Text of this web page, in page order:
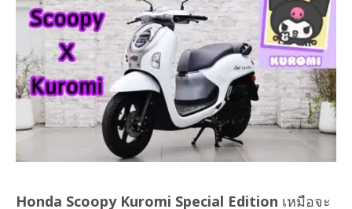
Honda Scoopy Kuromi Special Edition เหมือจะ